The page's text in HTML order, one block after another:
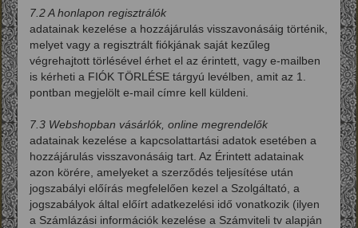
7.2 A honlapon regisztrálók
adatainak kezelése a hozzájárulás visszavonásáig történik,
melyet vagy a regisztrált fiókjának saját kezűleg
végrehajtott törlésével érhet el az érintett, vagy e-mailben
is kérheti a FIÓK TÖRLÉSE tárgyú levélben, amit az 1.
pontban megjelölt e-mail címre kell küldeni.
7.3 Webshopban vásárlók, online megrendelők
adatainak kezelése a kapcsolattartási adatok esetében a
hozzájárulás visszavonásáig tart. Az Érintett adatainak
azon körére, amelyeket a szerződés teljesítése után
jogszabályi előírás megfelelően kezel a Szolgáltató, a
jogszabályok által előírt adatkezelési idő vonatkozik (ilyen
a Számlázási információk kezelése a Számviteli tv alapján